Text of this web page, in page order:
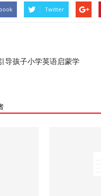
Twitter
导孩子小学英语启蒙学